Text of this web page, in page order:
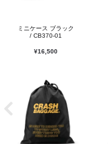
ミニケース ブラック
/ CB370-01
¥16,500